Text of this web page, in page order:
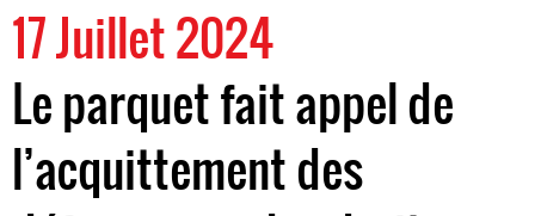
17 Juillet 2024
Le parquet fait appel de
l’acquittement des